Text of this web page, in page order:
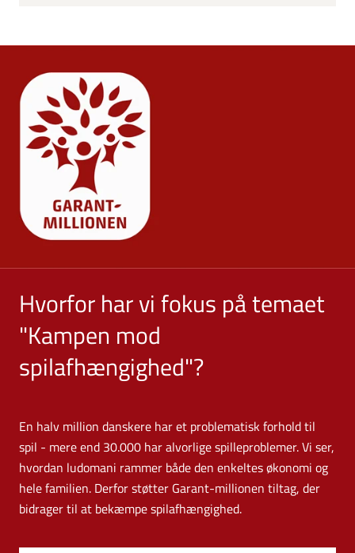
Hvorfor har vi fokus på temaet
"Kampen mod
spilafhængighed"?
En halv million danskere har et problematisk forhold til
spil - mere end 30.000 har alvorlige spilleproblemer. Vi ser,
hvordan ludomani rammer både den enkeltes økonomi og
hele familien. Derfor støtter Garant-millionen tiltag, der
bidrager til at bekæmpe spilafhængighed.